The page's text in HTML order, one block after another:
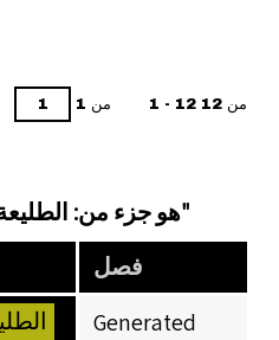
من 1 1 - 12 من 12
العناصر with "هو جزء من: الطليعة : عدد 1"
فصل
Generated